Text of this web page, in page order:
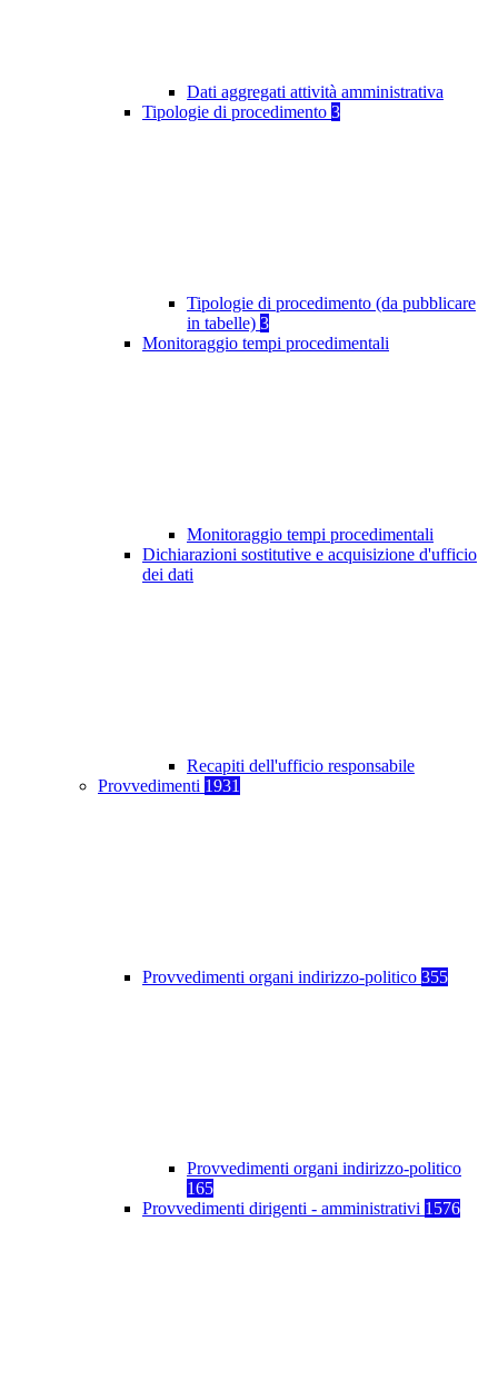
Dati aggregati attività amministrativa
Tipologie di procedimento 3
Tipologie di procedimento (da pubblicare
in tabelle) 3
Monitoraggio tempi procedimentali
Monitoraggio tempi procedimentali
Dichiarazioni sostitutive e acquisizione d'ufficio
dei dati
Recapiti dell'ufficio responsabile
Provvedimenti 1931
Provvedimenti organi indirizzo-politico 355
Provvedimenti organi indirizzo-politico
165
Provvedimenti dirigenti - amministrativi 1576